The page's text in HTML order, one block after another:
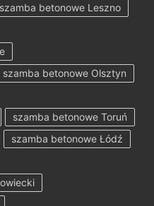
szamba betonowe Leszno
szamba betonowe Olsztyn
szamba betonowe Toruń
szamba betonowe Łódź